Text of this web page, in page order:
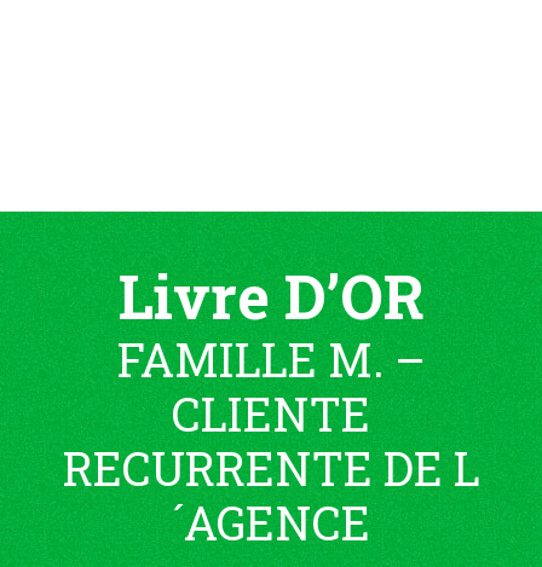
Livre D’OR
FAMILLE M. –
CLIENTE
RECURRENTE DE L
´AGENCE